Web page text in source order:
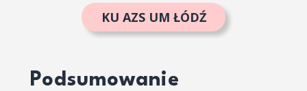
KU AZS UM ŁÓDŹ
Podsumowanie